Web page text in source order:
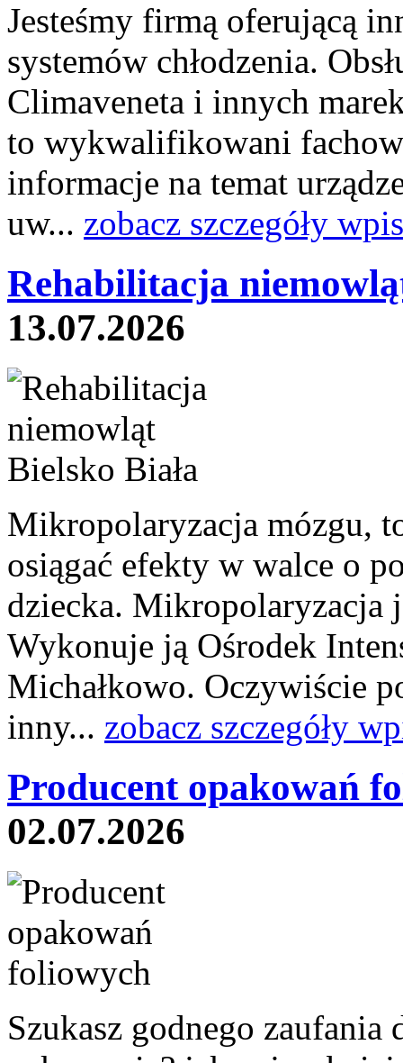
Jesteśmy firmą oferującą
systemów chłodzenia.
Climaveneta i innych
to wykwalifikowani
informacje na temat
uw... zobacz szczegóły
Rehabilitacja
13.07.2026
Mikropolaryzacja mózgu,
osiągać efekty w walce o
dziecka. Mikropolaryzacja
Wykonuje ją Ośrodek
Michałkowo. Oczywiście
inny... zobacz szczegóły
Producent opakowań
02.07.2026
Szukasz godnego